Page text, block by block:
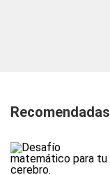
Recomendadas